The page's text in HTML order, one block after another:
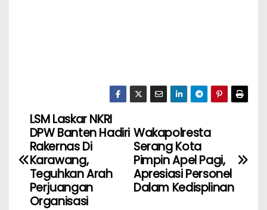
Wakapolresta
Serang Kota
Pimpin Apel Pagi,
Apresiasi Personel
Dalam Kedisplinan
LSM Laskar NKRI
DPW Banten Hadiri
Rakernas Di
Karawang,
Teguhkan Arah
Perjuangan
Organisasi